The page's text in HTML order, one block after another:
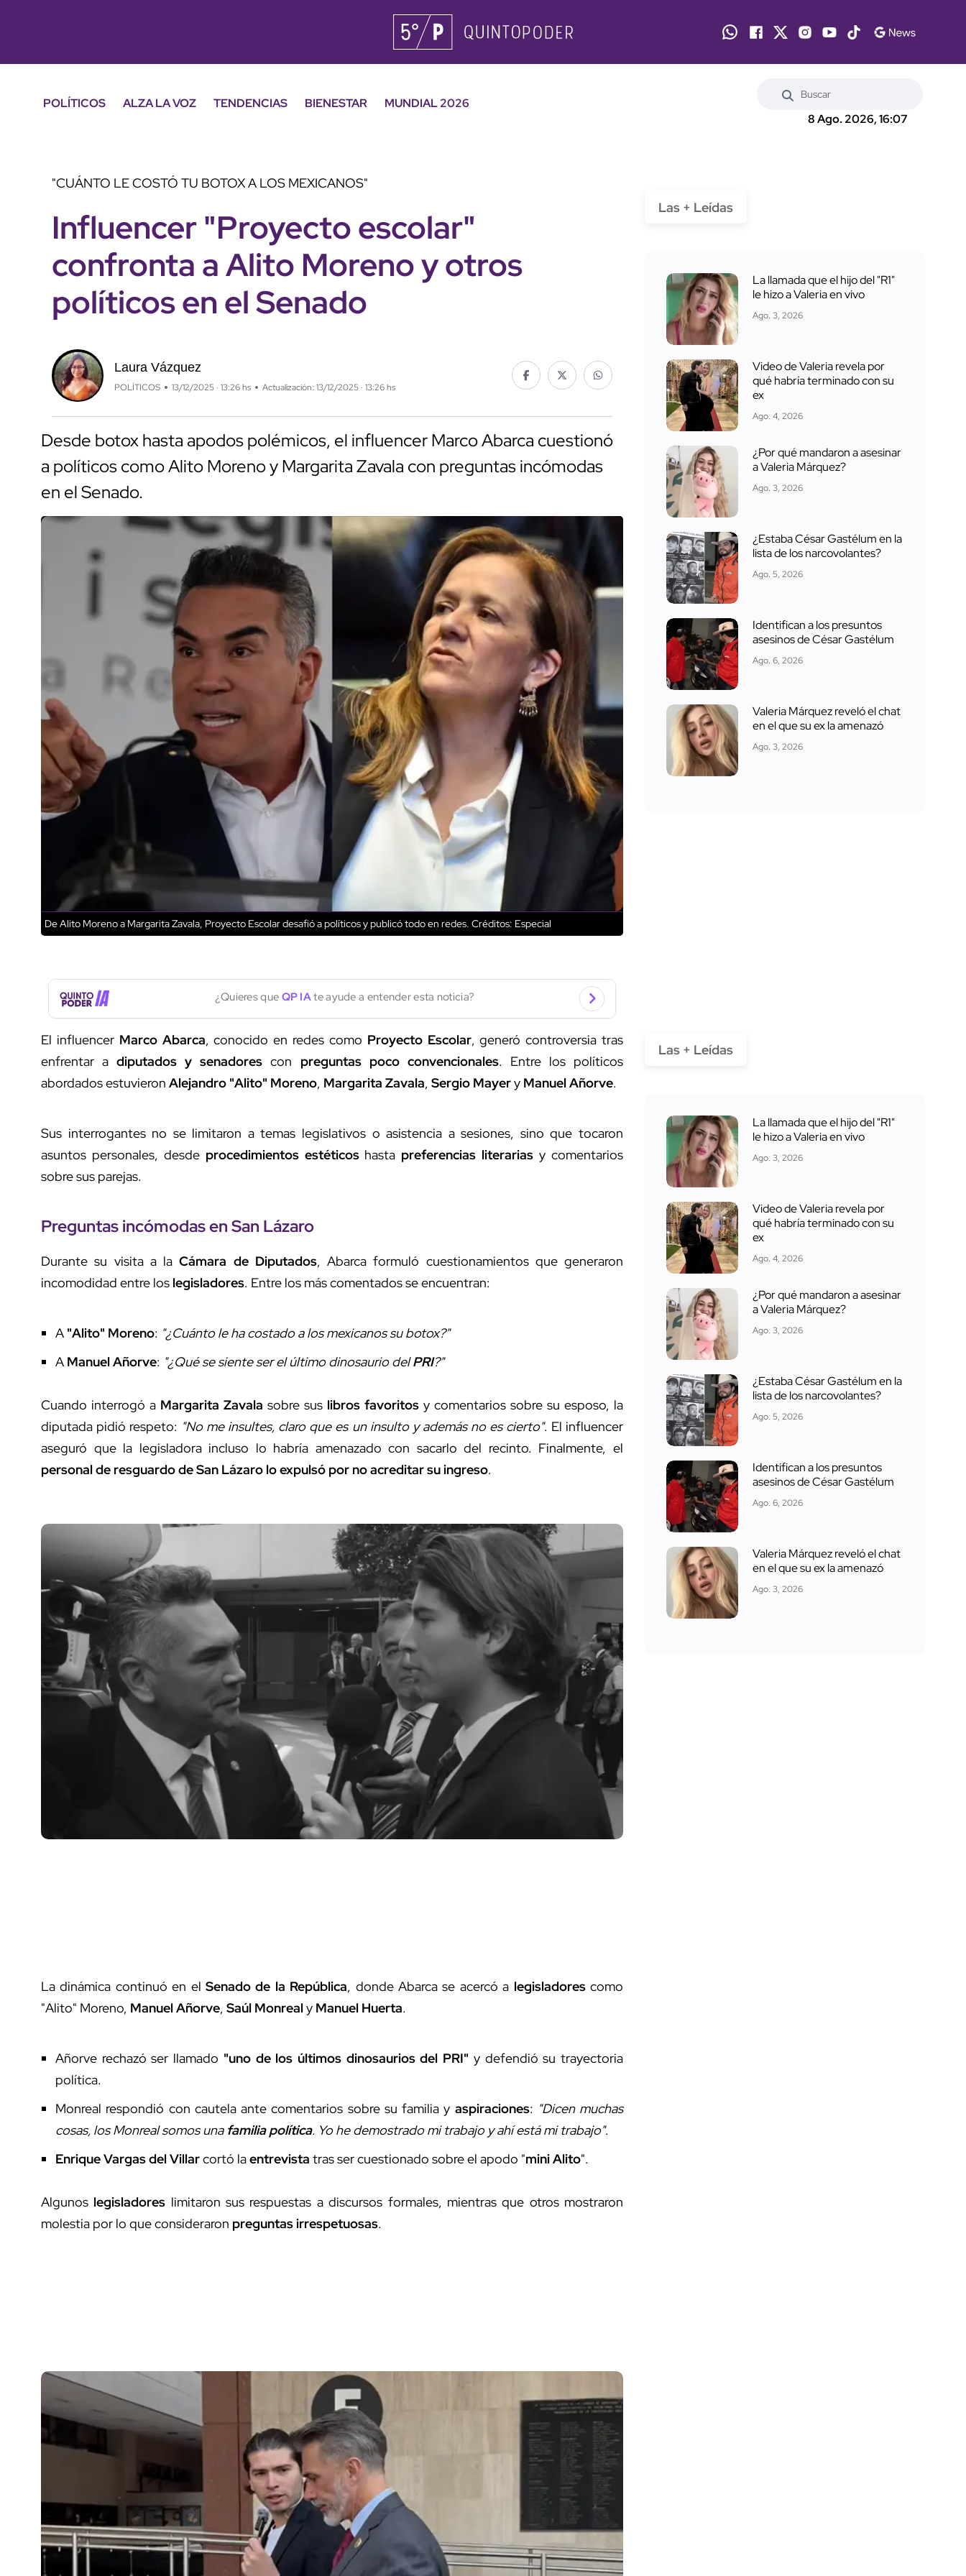
POLÍTICOS ALZA LA VOZ TENDENCIAS BIENESTAR
MUNDIAL 2026
8 Ago. 2026, 16:07
"CUÁNTO LE COSTÓ TU BOTOX A LOS MEXICANOS"
Influencer "Proyecto escolar"
confronta a Alito Moreno y otros
políticos en el Senado
Laura Vázquez
POLÍTICOS 13/12/2025 · 13:26 hs Actualización: 13/12/2025 · 13:26 hs
Desde botox hasta apodos polémicos, el influencer Marco Abarca cuestionó
a políticos como Alito Moreno y Margarita Zavala con preguntas incómodas
en el Senado.
De Alito Moreno a Margarita Zavala, Proyecto Escolar desafió a políticos y publicó todo en redes. Créditos: Especial
¿Quieres que QP IAte ayude a entender esta noticia?
El influencer Marco Abarca, conocido en redes como Proyecto Escolar, generó controversia tras
enfrentar adiputados y senadores con preguntas poco convencionales. Entre los políticos
abordados estuvieron Alejandro "Alito" Moreno, Margarita Zavala, Sergio Mayery Manuel Añorve.
Sus interrogantes no se limitaron a temas legislativos o asistencia a sesiones, sino que tocaron
asuntos personales, desde procedimientos estéticoshasta preferencias literarias y comentarios
sobre sus parejas.
Preguntas incómodasenSan Lázaro
Durante su visita a laCámara de Diputados, Abarca formuló cuestionamientos que generaron
incomodidad entre los legisladores. Entre los más comentados se encuentran:
A "Alito" Moreno: "¿Cuánto le ha costado a los mexicanos su botox?"
A Manuel Añorve: "¿Qué se siente ser el último dinosaurio delPRI?"
Cuando interrogó a Margarita Zavala sobre sus libros favoritos y comentarios sobre su esposo, la
diputada pidió respeto: "No me insultes, claro que es un insulto y además no es cierto". El influencer
aseguró que la legisladora incluso lo habría amenazado con sacarlo del recinto. Finalmente, el
personal de resguardo de San Lázaro lo expulsó por no acreditar su ingreso.
La dinámica continuó en el Senado de la República, donde Abarca se acercó a legisladorescomo
"Alito" Moreno, Manuel Añorve, Saúl Monrealy Manuel Huerta.
Añorve rechazó ser llamado "uno de los últimos dinosaurios del PRI" y defendió su trayectoria
política.
Monreal respondió con cautela ante comentarios sobre su familia y aspiraciones: "Dicen muchas
cosas, los Monreal somos una familia política. Yo he demostrado mi trabajo y ahí está mi trabajo".
Enrique Vargas del Villarcortó laentrevista tras ser cuestionado sobre el apodo "mini Alito".
Algunos legisladores limitaron sus respuestas a discursos formales, mientras que otros mostraron
molestia por lo que consideraron preguntas irrespetuosas.
Las + Leídas
La llamada que el hijo del "R1"
le hizo a Valeria en vivo
Ago. 3, 2026
Video de Valeria revela por
qué habría terminado con su
ex
Ago. 4, 2026
¿Por qué mandaron a asesinar
a Valeria Márquez?
Ago. 3, 2026
¿Estaba César Gastélum en la
lista de los narcovolantes?
Ago. 5, 2026
Identifican a los presuntos
asesinos de César Gastélum
Ago. 6, 2026
Valeria Márquez reveló el chat
en el que su ex la amenazó
Ago. 3, 2026
Las + Leídas
La llamada que el hijo del "R1"
le hizo a Valeria en vivo
Ago. 3, 2026
Video de Valeria revela por
qué habría terminado con su
ex
Ago. 4, 2026
¿Por qué mandaron a asesinar
a Valeria Márquez?
Ago. 3, 2026
¿Estaba César Gastélum en la
lista de los narcovolantes?
Ago. 5, 2026
Identifican a los presuntos
asesinos de César Gastélum
Ago. 6, 2026
Valeria Márquez reveló el chat
en el que su ex la amenazó
Ago. 3, 2026